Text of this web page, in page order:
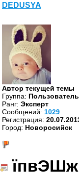
DEDUSYA
Автор текущей темы
Группа: Пользователь
Ранг: Эксперт
Cообщений: 1029
Регистрация:
Город: Новоросийск